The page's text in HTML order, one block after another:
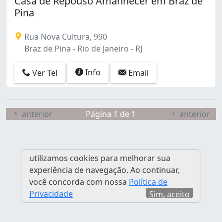
Caju (1)
Campinho (1)
Centro (1)
Freguesia (Jacarepaguá) (1)
Grajaú (2)
Guaratiba (3)
Jacarepaguá (2)
Moneró (1)
Méier (2)
Paciência (1)
Pechincha (1)
Penha Circular (1)
Pina
Rua Nova Cultura, 990
Braz de Pina - Rio de Janeiro - RJ
Ver Tel Info Email
anterior Página 1 de 1 anterior
utilizamos cookies para melhorar sua
experiência de navegação. Ao continuar,
você concorda com nossa Política de
Privacidade
Sim, aceito